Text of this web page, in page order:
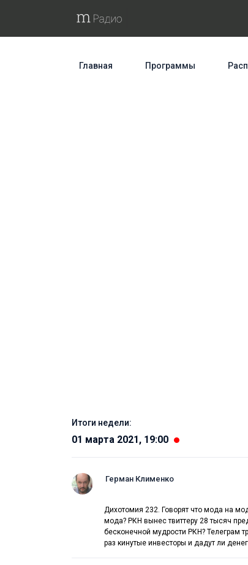
Главная Программы
Итоги недели:
01 марта 2021, 19:00
Герман Клименко
Дихотомия 232. Говорят что мода на
мода? РКН вынес твиттеру 28 тысяч
бесконечной мудрости РКН? Телеграм
раз кинутые инвесторы и дадут ли